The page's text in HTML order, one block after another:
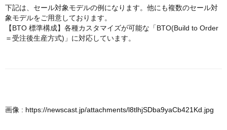
下記は、セール対象モデルの例になります。他にも複数のセール対
象モデルをご用意しております。
【BTO 標準構成】各種カスタマイズが可能な「BTO(Build to Order
＝受注後生産方式)」に対応しています。
画像 : https://newscast.jp/attachments/l8tlhjSDba9yaCb421Kd.jpg